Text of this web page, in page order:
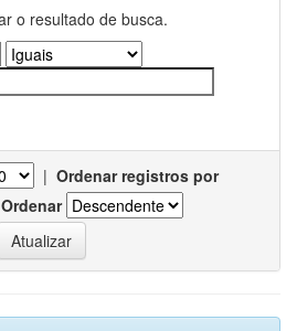
o resultado de busca.
| Ordenar registros por
Ordenar